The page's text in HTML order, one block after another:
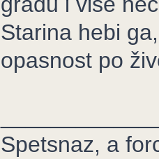
Starina hebi
opasnost po
Spetsnaz, a